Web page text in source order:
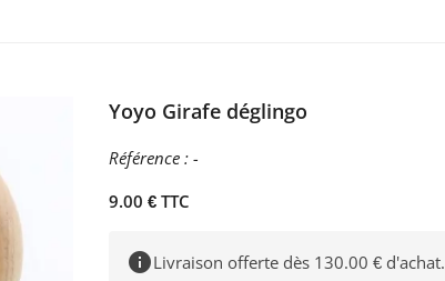
Yoyo Girafe déglingo
Référence : -
9.00 € TTC
infoLivraison offerte dès 130.00 € d'achat.